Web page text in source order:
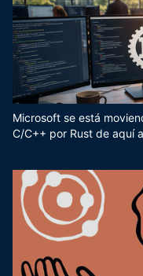
Microsoft se está
C/C++ por Rust de aquí